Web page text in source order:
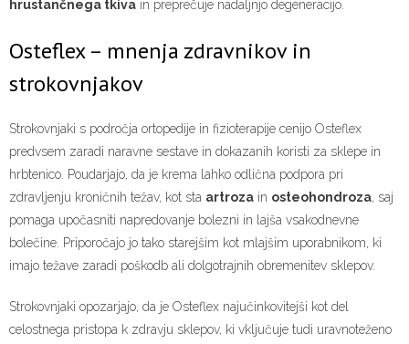
hrustančnega tkiva in preprečuje nadaljnjo degeneracijo.
Osteflex – mnenja zdravnikov in
strokovnjakov
Strokovnjaki s področja ortopedije in fizioterapije cenijo Osteflex
predvsem zaradi naravne sestave in dokazanih koristi za sklepe in
hrbtenico. Poudarjajo, da je krema lahko odlična podpora pri
zdravljenju kroničnih težav, kot sta artroza in osteohondroza , saj
pomaga upočasniti napredovanje bolezni in lajša vsakodnevne
bolečine. Priporočajo jo tako starejšim kot mlajšim uporabnikom, ki
imajo težave zaradi poškodb ali dolgotrajnih obremenitev sklepov.
Strokovnjaki opozarjajo, da je Osteflex najučinkovitejši kot del
celostnega pristopa k zdravju sklepov, ki vključuje tudi uravnoteženo